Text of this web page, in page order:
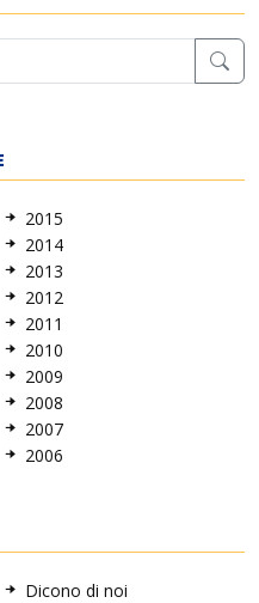
2015
2014
2013
2012
2011
2010
2009
2008
2007
2006
Dicono di noi